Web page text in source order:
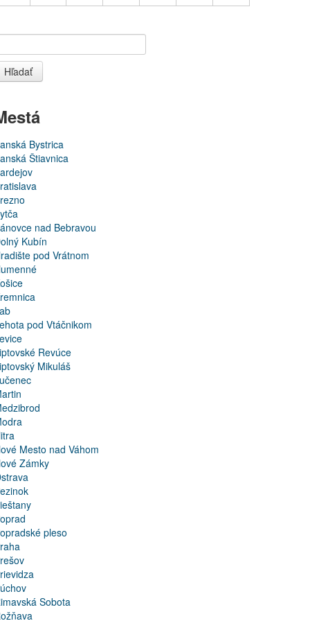
Hľadať
Bystrica
Štiavnica
nad Bebravou
Kubín
pod Vrátnom
pod Vtáčnikom
Revúce
Mikuláš
Mesto nad Váhom
Zámky
pleso
Sobota